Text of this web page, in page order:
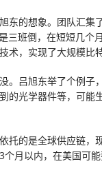
东的想象。团队汇集
三班倒，在短短几
术，实现了大规模比
。吕旭东举了个例
的光学器件等，可能
托的是全球供应链，
月以内，在美国可